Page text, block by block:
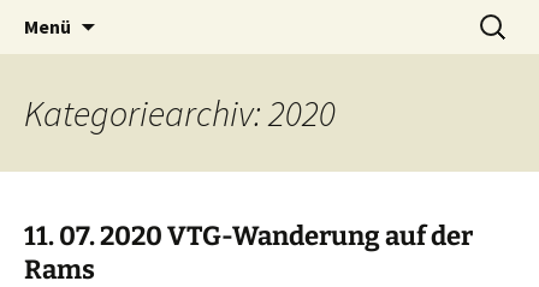
Volkstanzgruppe Payerbach-
Reichenau
Tanzen macht Freu(n)de!
Menü
Suchen
nach:
Kategoriearchiv: 2020
11. 07. 2020 VTG-Wanderung auf der
Rams